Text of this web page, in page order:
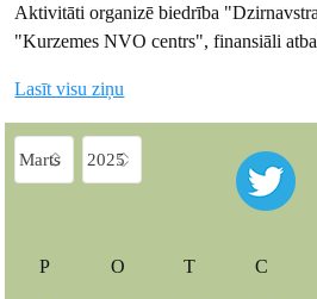
Aktivitāti organizē biedrība
"Kurzemes NVO centrs", finansiāli
Lasīt visu ziņu
P O T C